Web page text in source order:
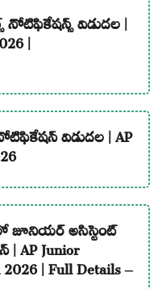
నోటిఫికేషన్స్ విడుదల |
|
విడుదల | AP
జూనియర్ అసిస్టెంట్
AP Junior
| Full Details –